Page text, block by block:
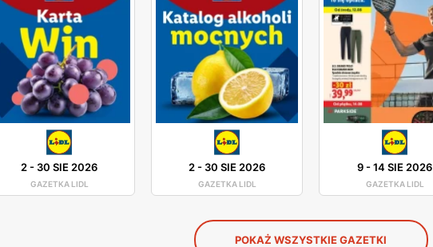
2- 30 SIE 2026
GAZETKA LIDL
2- 30 SIE 2026
GAZETKA LIDL
9-14 SIE 2026
GAZETKA LIDL
POKAŻ WSZYSTKIE GAZETKI